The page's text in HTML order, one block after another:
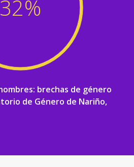
32%
brechas de género
de Género de Nariño,